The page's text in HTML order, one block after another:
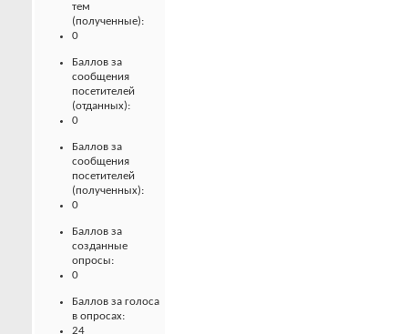
тем
(полученные):
0
Баллов за
сообщения
посетителей
(отданных):
0
Баллов за
сообщения
посетителей
(полученных):
0
Баллов за
созданные
опросы:
0
Баллов за голоса
в опросах:
24